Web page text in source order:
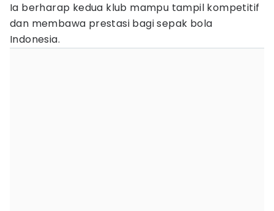
Ia berharap kedua klub mampu tampil kompetitif
dan membawa prestasi bagi sepak bola
Indonesia.